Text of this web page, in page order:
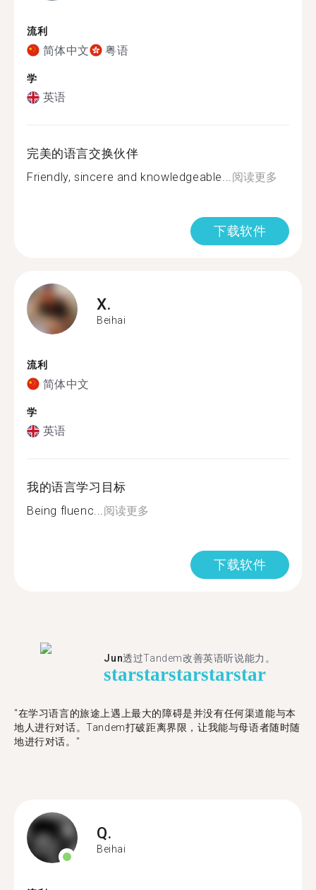
流利
简体中文 粤语
学
英语
完美的语言交换伙伴
Friendly, sincere and knowledgeable...阅读更多
下载软件
X.
Beihai
流利
简体中文
学
英语
我的语言学习目标
Being fluenc...阅读更多
下载软件
Jun透过Tandem改善英语听说能力。
starstarstarstarstar
"在学习语言的旅途上遇上最大的障碍是并没有任何渠道能与本
地人进行对话。Tandem打破距离界限，让我能与母语者随时随
地进行对话。"
Q.
Beihai